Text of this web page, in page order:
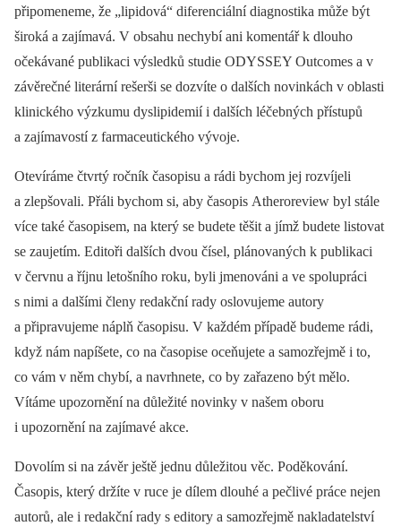
připomeneme, že „lipidová“ diferenciální diagnostika může být
široká a zajímavá. V obsahu nechybí ani komentář k dlouho
očekávané publikaci výsledků studie ODYSSEY Outcomes a v
závěrečné literární rešerši se dozvíte o dalších novinkách v oblasti
klinického výzkumu dyslipidemií i dalších léčebných přístupů
a zajímavostí z farmaceutického vývoje.
Otevíráme čtvrtý ročník časopisu a rádi bychom jej rozvíjeli
a zlepšovali. Přáli bychom si, aby časopis Atheroreview byl stále
více také časopisem, na který se budete těšit a jímž budete listovat
se zaujetím. Editoři dalších dvou čísel, plánovaných k publikaci
v červnu a říjnu letošního roku, byli jmenováni a ve spolupráci
s nimi a dalšími členy redakční rady oslovujeme autory
a připravujeme náplň časopisu. V každém případě budeme rádi,
když nám napíšete, co na časopise oceňujete a samozřejmě i to,
co vám v něm chybí, a navrhnete, co by zařazeno být mělo.
Vítáme upozornění na důležité novinky v našem oboru
i upozornění na zajímavé akce.
Dovolím si na závěr ještě jednu důležitou věc. Poděkování.
Časopis, který držíte v ruce je dílem dlouhé a pečlivé práce nejen
autorů, ale i redakční rady s editory a samozřejmě nakladatelství